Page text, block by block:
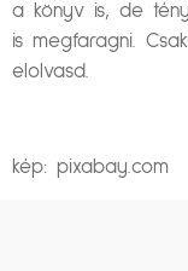
a könyv is, de
is megfaragni.
elolvasd.
kép: pixabay.com